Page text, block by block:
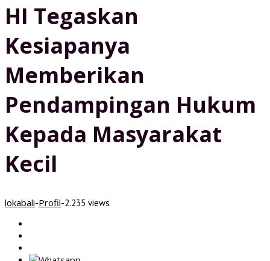
HI Tegaskan
Kesiapanya
Memberikan
Pendampingan Hukum
Kepada Masyarakat
Kecil
lokabali-Profil-2.235 views